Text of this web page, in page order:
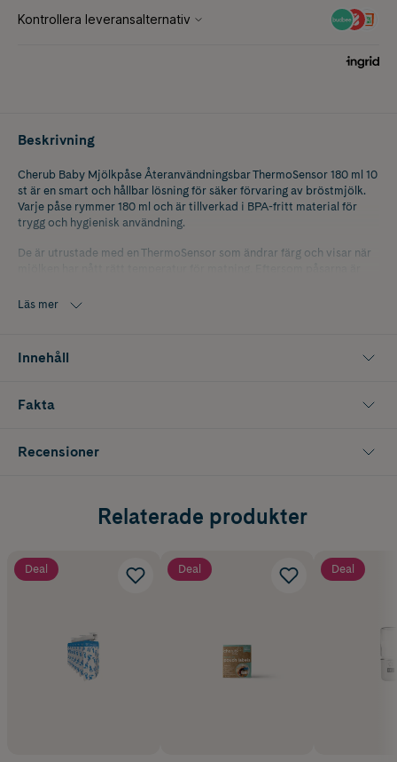
Beskrivning
Cherub Baby Mjölkpåse Återanvändningsbar ThermoSensor 180 ml 10
st är en smart och hållbar lösning för säker förvaring av bröstmjölk.
Varje påse rymmer 180 ml och är tillverkad i BPA-fritt material för
trygg och hygienisk användning.
De är utrustade med en ThermoSensor som ändrar färg och visar när
Läs mer
Innehåll
Fakta
Recensioner
Relaterade produkter
Deal Deal Deal